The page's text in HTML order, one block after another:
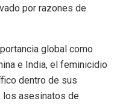
por razones de
global como
e India, el feminicidio
dentro de sus
los asesinatos de